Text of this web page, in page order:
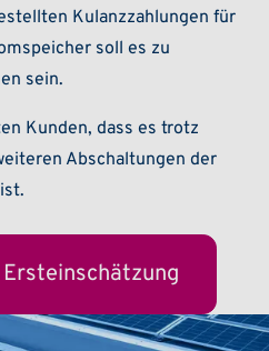
Kulanzzahlungen für
soll es zu
sein.
Kunden, dass es trotz
Abschaltungen der